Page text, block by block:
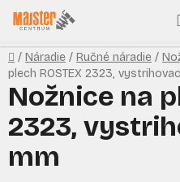
Prejsť
na
obsah
Domov
/ Náradie / Ručné náradie /
plech ROSTEX 2323,
Nožnice na
2323,
mm